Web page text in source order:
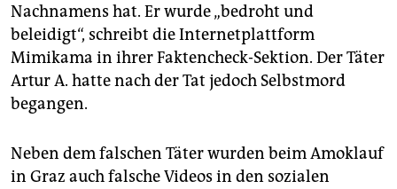
Nachnamens hat. Er wurde „bedroht und
beleidigt“, schreibt die Internetplattform
Mimikama in ihrer Faktencheck-Sektion. Der Täter
Artur A. hatte nach der Tat jedoch Selbstmord
begangen.
Neben dem falschen Täter wurden beim Amoklauf
in Graz auch falsche Videos in den sozialen